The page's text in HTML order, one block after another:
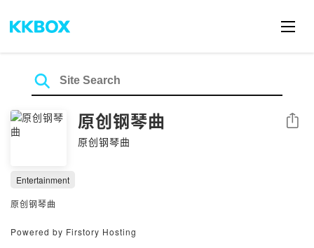
原创钢琴曲
原创钢琴曲
Share
Entertainment
原创钢琴曲
Powered by Firstory Hosting